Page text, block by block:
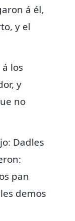
á él,
y el
los
y
no
Dadles
pan
demos